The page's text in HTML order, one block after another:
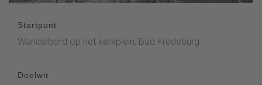
Startpunt
Wandelbord op het kerkplein, Bad Fredeburg
Doelwit